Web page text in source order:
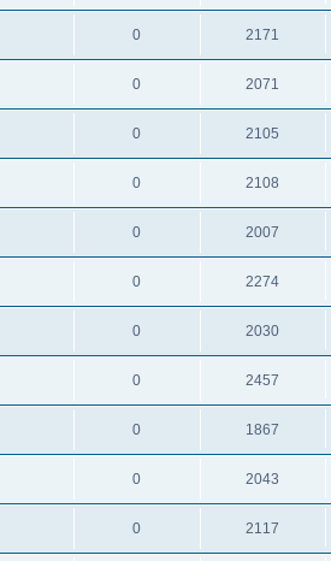
0 2171
0 2071
0 2105
0 2108
0 2007
0 2274
0 2030
0 2457
0 1867
0 2043
0 2117